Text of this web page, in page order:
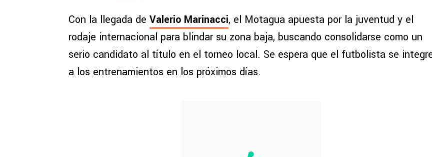
Con la llegada de Valerio Marinacci, el Motagua apuesta por la juventud y el
rodaje internacional para blindar su zona baja, buscando consolidarse como un
serio candidato al título en el torneo local. Se espera que el futbolista se
a los entrenamientos en los próximos días.